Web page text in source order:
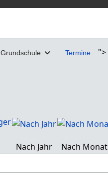
Grundschule Termine ">
Nach Jahr Nach Monat